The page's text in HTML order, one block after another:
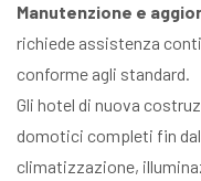
Manutenzione e
richiede assistenza
conforme agli standard.
Gli hotel di nuova
domotici completi fin
climatizzazione,